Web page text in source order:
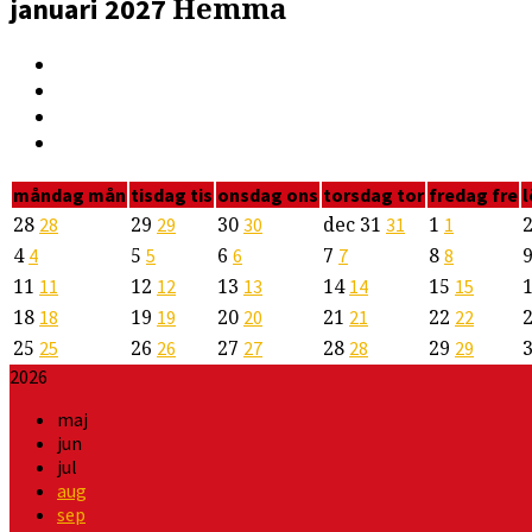
januari 2027
måndag mån tisdag tis onsdag ons torsdag tor fredag fre
28 28 29 29 30 30 dec 31 31 1 1 2
4 4 5 5 6 6 7 7 8 8 9
11 11 12 12 13 13 14 14 15 15
18 18 19 19 20 20 21 21 22 22
25 25 26 26 27 27 28 28 29 29
2026
maj
jun
jul
aug
sep